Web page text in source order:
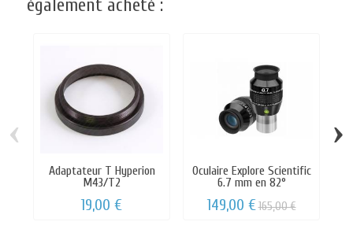
également acheté :
Adaptateur T Hyperion
M43/T2
19,00 €
Oculaire Explore Scientific
6.7 mm en 82°
149,00 €165,00 €
‹ ›